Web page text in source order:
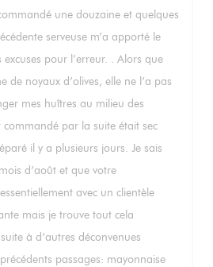
une douzaine et quelques
serveuse m’a apporté le
pour l’erreur. . Alors que
de noyaux d’olives, elle ne l’a pas
mes huîtres au milieu des
commandé par la suite était sec
il y a plusieurs jours. Je sais
d’août et que votre
avec un clientèle
mais je trouve tout cela
à d’autres déconvenues
passages: mayonnaise